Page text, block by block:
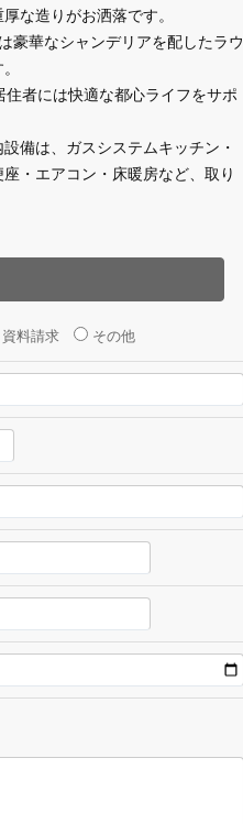
な造りがお洒落です。
豪華なシャンデリアを配したラウ
者には快適な都心ライフをサポ
備は、ガスシステムキッチン・
・エアコン・床暖房など、取り
資料請求 その他